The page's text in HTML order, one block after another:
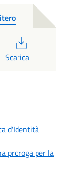
Scarica
d'Identità
proroga per la